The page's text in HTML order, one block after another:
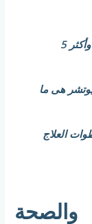
مراكز علاج الادمان فى الغربية، وأكثر 5
هى ما
العلاج